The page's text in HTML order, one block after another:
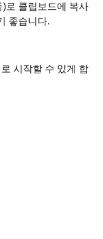
로 클립보드에 복사
좋습니다.
시작할 수 있게 합